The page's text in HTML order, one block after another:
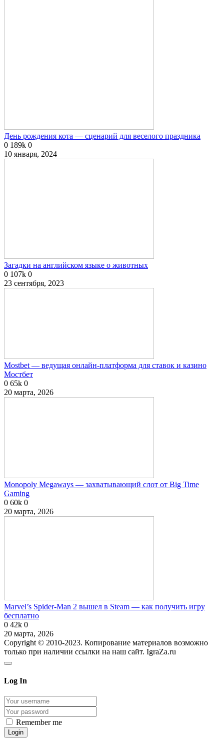
День рождения кота — сценарий для веселого праздника
0 189k 0
10 января, 2024
Загадки на английском языке о животных
0 107k 0
23 сентября, 2023
Mostbet — ведущая онлайн-платформа для ставок и казино
Мостбет
0 65k 0
20 марта, 2026
Monopoly Megaways — захватывающий слот от Big Time
Gaming
0 60k 0
20 марта, 2026
Marvel’s Spider-Man 2 вышел в Steam — как получить игру
бесплатно
0 42k 0
20 марта, 2026
Copyright © 2010-2023. Копирование материалов возможно
только при наличии ссылки на наш сайт. IgraZa.ru
Log In
Remember me